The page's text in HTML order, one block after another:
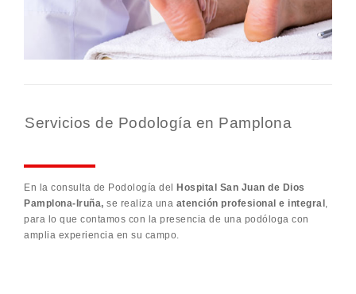
Servicios de Podología en Pamplona
En la consulta de Podología del
Hospital San Juan de Dios
Pamplona-Iruña, se realiza una atención profesional e integral ,
para lo que contamos con la presencia de una podóloga con
amplia experiencia en su campo.